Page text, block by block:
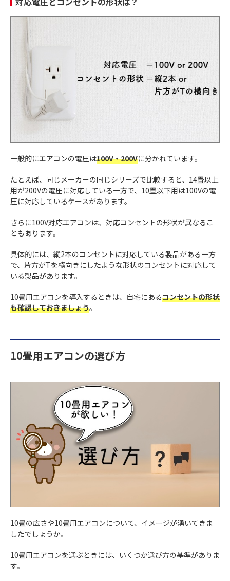
一般的にエアコンの電圧は100V・200Vに分かれています。
たとえば、同じメーカーの同じシリーズで比較すると、14畳以上
用が200Vの電圧に対応している一方で、10畳以下用は100Vの電
圧に対応しているケースがあります。
さらに100V対応エアコンは、対応コンセントの形状が異なるこ
ともあります。
具体的には、縦2本のコンセントに対応している製品がある一方
で、片方がTを横向きにしたような形状のコンセントに対応して
いる製品があります。
10畳用エアコンを導入するときは、自宅にあるコンセントの形状
も確認しておきましょう。
10畳用エアコンの選び方
10畳の広さや10畳用エアコンについて、イメージが湧いてきま
したでしょうか。
10畳用エアコンを選ぶときには、いくつか選び方の基準がありま
す。